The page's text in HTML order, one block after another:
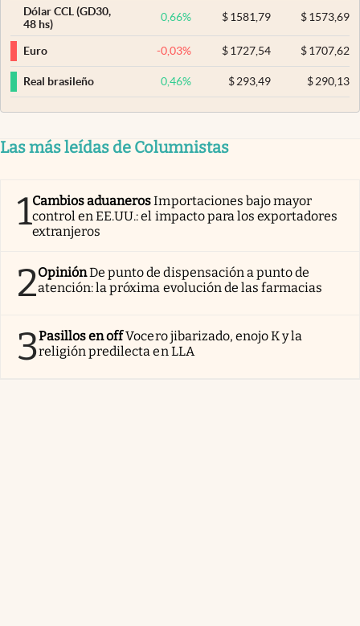
Dólar CCL (GD30,
48 hs)
0,66% $ 1581,79 $1573,69
Euro -0,03% $ 1727,54 $1707,62
Real brasileño 0,46% $ 293,49 $290,13
Las más leídas de Columnistas
1Cambios aduanerosImportaciones bajo mayor
control en EE.UU.: el impacto para los exportadores
extranjeros
2OpiniónDe punto de dispensación a punto de
atención: la próxima evolución de las farmacias
3Pasillos en offVocero jibarizado, enojo K y la
religión predilecta en LLA